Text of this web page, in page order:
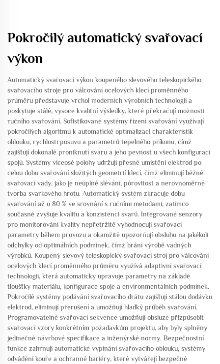
Pokročilý automatický svařovací
výkon
Automatický svařovací výkon koupeného slevového teleskopického
svařovacího stroje pro válcování ocelových klecí proměnného
průměru představuje vrchol moderních výrobních technologií a
poskytuje stálé, vysoce kvalitní výsledky, které překračují možnosti
ručního svařování. Sofistikované systémy řízení svařování využívají
pokročilých algoritmů k automatické optimalizaci charakteristik
oblouku, rychlosti posuvu a parametrů tepelného příkonu, čímž
zajišťují dokonalé proniknutí svaru a jeho pevnost u všech konfigurací
spojů. Systémy víceosé polohy udržují přesné umístění elektrod po
celou dobu svařování složitých geometrií klecí, čímž eliminují běžné
svařovací vady, jako je neúplné slévání, pórovitost a nerovnoměrné
tvorba svarkového hrotu. Automatický systém zkracuje dobu
svařování až o 80 % ve srovnání s ručními metodami, zatímco
současně zvyšuje kvalitu a konzistenci svarů. Integrované senzory
pro monitorování kvality nepřetržitě vyhodnocují svařovací
parametry během provozu a okamžitě upozorňují obsluhu na jakékoli
odchylky od optimálních podmínek, čímž brání výrobě vadných
výrobků. Koupený slevový teleskopický svařovací stroj pro válcování
ocelových klecí proměnného průměru využívá adaptivní svařovací
technologii, která automaticky upravuje parametry na základě
tloušťky materiálu, konfigurace spoje a environmentálních podmínek.
Pokročilé systémy podávání svařovacího drátu zajišťují stálou dodávku
elektrod, eliminují přerušení a umožňují hladký průběh svařování.
Programovatelné svařovací sekvence umožňují obsluze přizpůsobit
svařovací vzory konkrétním požadavkům projektu, aby byly splněny
jedinečné návrhové specifikace a inženýrské normy. Bezpečnostní
funkce zahrnují automatické vypínání svařovacího oblouku, systémy
odvádění kouře a ochranné bariéry, které vytvářejí bezpečné